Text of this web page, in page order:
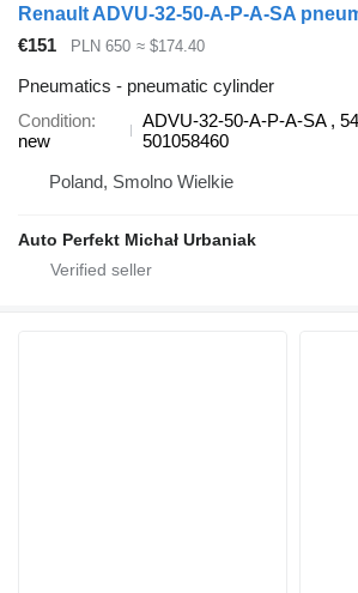
€151 PLN 650 ≈ $174.40
Pneumatics - pneumatic cylinder
Condition
new
ADVU-32-50-A-P-A-SA ,
501058460
Poland, Smolno Wielkie
Auto Perfekt Michał Urbaniak